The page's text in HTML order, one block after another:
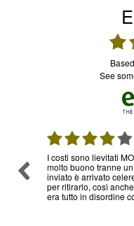
see
I costi sono lievitati
molto buono tranne
inviato è arrivato
per ritirarlo, così
era tutto in disordine